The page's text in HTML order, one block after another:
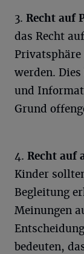
3. Recht auf
das Recht
werden.
und
Grund
4. Recht auf
Kinder
Begleitung
Meinungen
bedeuten,